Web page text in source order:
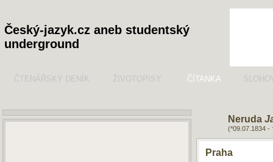
Český-jazyk.cz aneb studentský
underground
ČTENÁŘSKÝ DENÍK ŽIVOTOPISY ČÍTANKA
Neruda
(*09.07.1834 -
Praha